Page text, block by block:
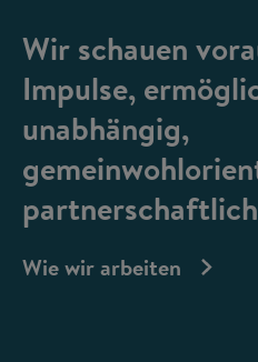
Wir schauen
Impulse,
unabhängig,
Wie wir arbeiten